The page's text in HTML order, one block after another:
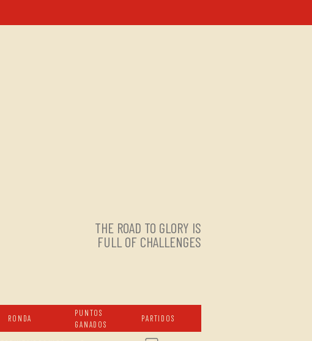
THE ROAD TO GLORY IS
FULL OF CHALLENGES
RONDA
PUNTOS
GANADOS
PARTIDOS